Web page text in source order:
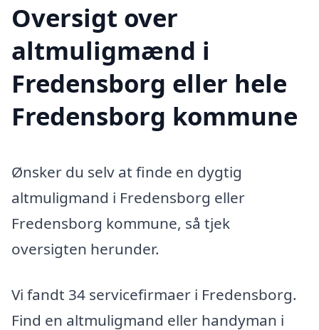
Oversigt over
altmuligmænd i
Fredensborg eller hele
Fredensborg kommune
Ønsker du selv at finde en dygtig
altmuligmand i Fredensborg eller
Fredensborg kommune, så tjek
oversigten herunder.
Vi fandt 34 servicefirmaer i Fredensborg.
Find en altmuligmand eller handyman i